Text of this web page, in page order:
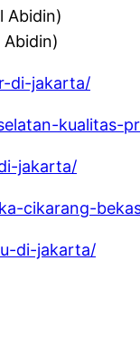
Abidin)
Abidin)
di-jakarta/
kualitas-
jakarta/
cikarang-
di-jakarta/